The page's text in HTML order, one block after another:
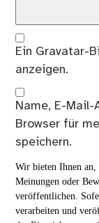
Ein Gravatar-
anzeigen.
Name, E-
Browser für
speichern.
Wir bieten Ihnen an,
Meinungen oder
veröffentlichen.
verarbeiten und